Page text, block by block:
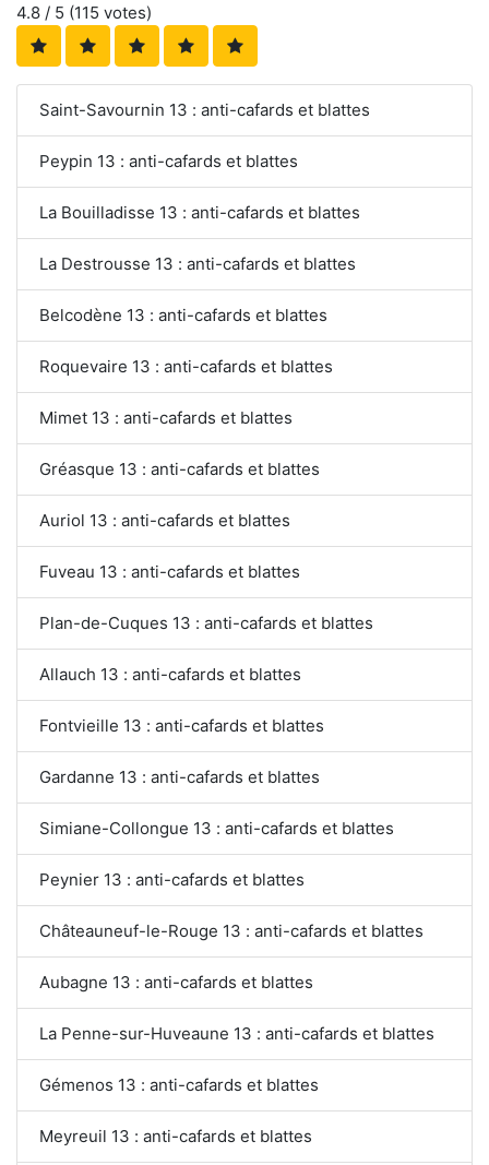
4.8 / 5 (115 votes)
Saint-Savournin 13 : anti-cafards et blattes
Peypin 13 : anti-cafards et blattes
La Bouilladisse 13 : anti-cafards et blattes
La Destrousse 13 : anti-cafards et blattes
Belcodène 13 : anti-cafards et blattes
Roquevaire 13 : anti-cafards et blattes
Mimet 13 : anti-cafards et blattes
Gréasque 13 : anti-cafards et blattes
Auriol 13 : anti-cafards et blattes
Fuveau 13 : anti-cafards et blattes
Plan-de-Cuques 13 : anti-cafards et blattes
Allauch 13 : anti-cafards et blattes
Fontvieille 13 : anti-cafards et blattes
Gardanne 13 : anti-cafards et blattes
Simiane-Collongue 13 : anti-cafards et blattes
Peynier 13 : anti-cafards et blattes
Châteauneuf-le-Rouge 13 : anti-cafards et blattes
Aubagne 13 : anti-cafards et blattes
La Penne-sur-Huveaune 13 : anti-cafards et blattes
Gémenos 13 : anti-cafards et blattes
Meyreuil 13 : anti-cafards et blattes